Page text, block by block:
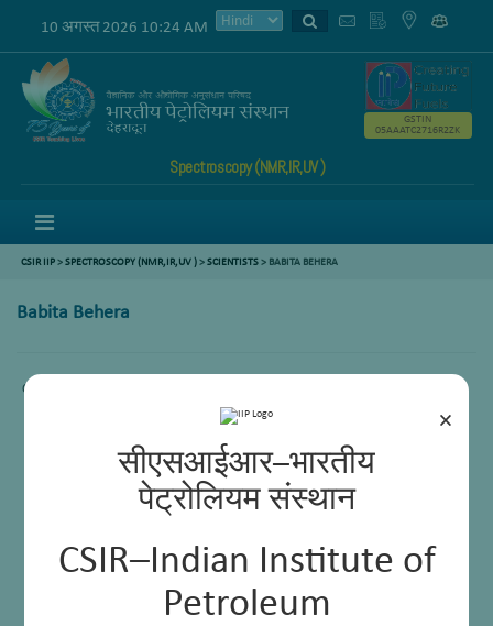
×
सीएसआईआर–भारतीय
पेट्रोलियम संस्थान
CSIR–Indian Institute of
Petroleum
10 अगस्त 2026 10:24 AM
Spectroscopy (NMR,IR,UV )
GSTIN
05AAATC2716R2ZK
CSIR IIP>SPECTROSCOPY (NMR,IR,UV )>SCIENTISTS> BABITA BEHERA
Babita Behera
Content not available.